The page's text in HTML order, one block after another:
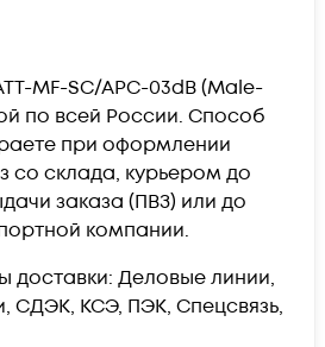
MF-SC/APC-03dB (Male-
по всей России. Способ
при оформлении
со склада, курьером до
заказа (ПВЗ) или до
компании.
доставки: Деловые линии,
СДЭК, КСЭ, ПЭК, Спецсвязь,